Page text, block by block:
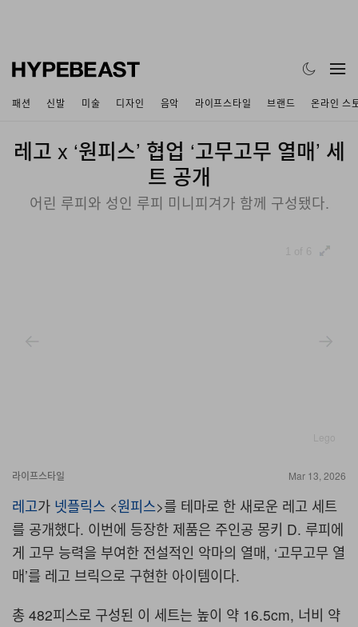
패션 신발 미술 디자인 음악 라이프스타일 브랜드 온라인 스
레고 x ‘원피스’ 협업 ‘고무고무 열매’ 세
트 공개
어린 루피와 성인 루피 미니피겨가 함께 구성됐다.
라이프스타일 Mar 13, 2026
레고가 넷플릭스 <원피스>를 테마로 한 새로운 레고 세트
를 공개했다. 이번에 등장한 제품은 주인공 몽키 D. 루피에
게 고무 능력을 부여한 전설적인 악마의 열매, ‘고무고무 열
매’를 레고 브릭으로 구현한 아이템이다.
총 482피스로 구성된 이 세트는 높이 약 16.5cm, 너비 약